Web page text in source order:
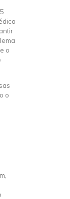
o
o